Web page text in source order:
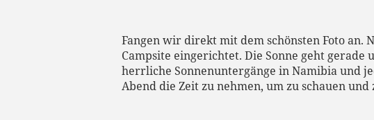
Fangen wir direkt mit dem schönsten Foto an.
Campsite eingerichtet. Die Sonne geht gerade
herrliche Sonnenuntergänge in Namibia und
Abend die Zeit zu nehmen, um zu schauen und